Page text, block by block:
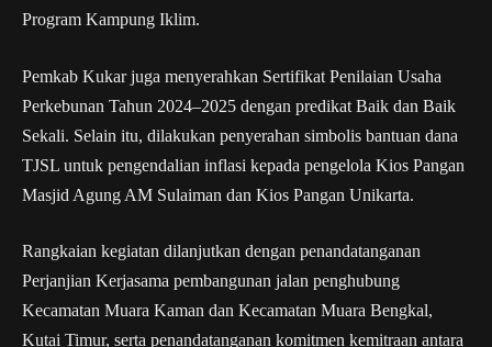
Program Kampung Iklim.
Pemkab Kukar juga menyerahkan Sertifikat Penilaian Usaha
Perkebunan Tahun 2024–2025 dengan predikat Baik dan Baik
Sekali. Selain itu, dilakukan penyerahan simbolis bantuan dana
TJSL untuk pengendalian inflasi kepada pengelola Kios Pangan
Masjid Agung AM Sulaiman dan Kios Pangan Unikarta.
Rangkaian kegiatan dilanjutkan dengan penandatanganan
Perjanjian Kerjasama pembangunan jalan penghubung
Kecamatan Muara Kaman dan Kecamatan Muara Bengkal,
Kutai Timur, serta penandatanganan komitmen kemitraan antara